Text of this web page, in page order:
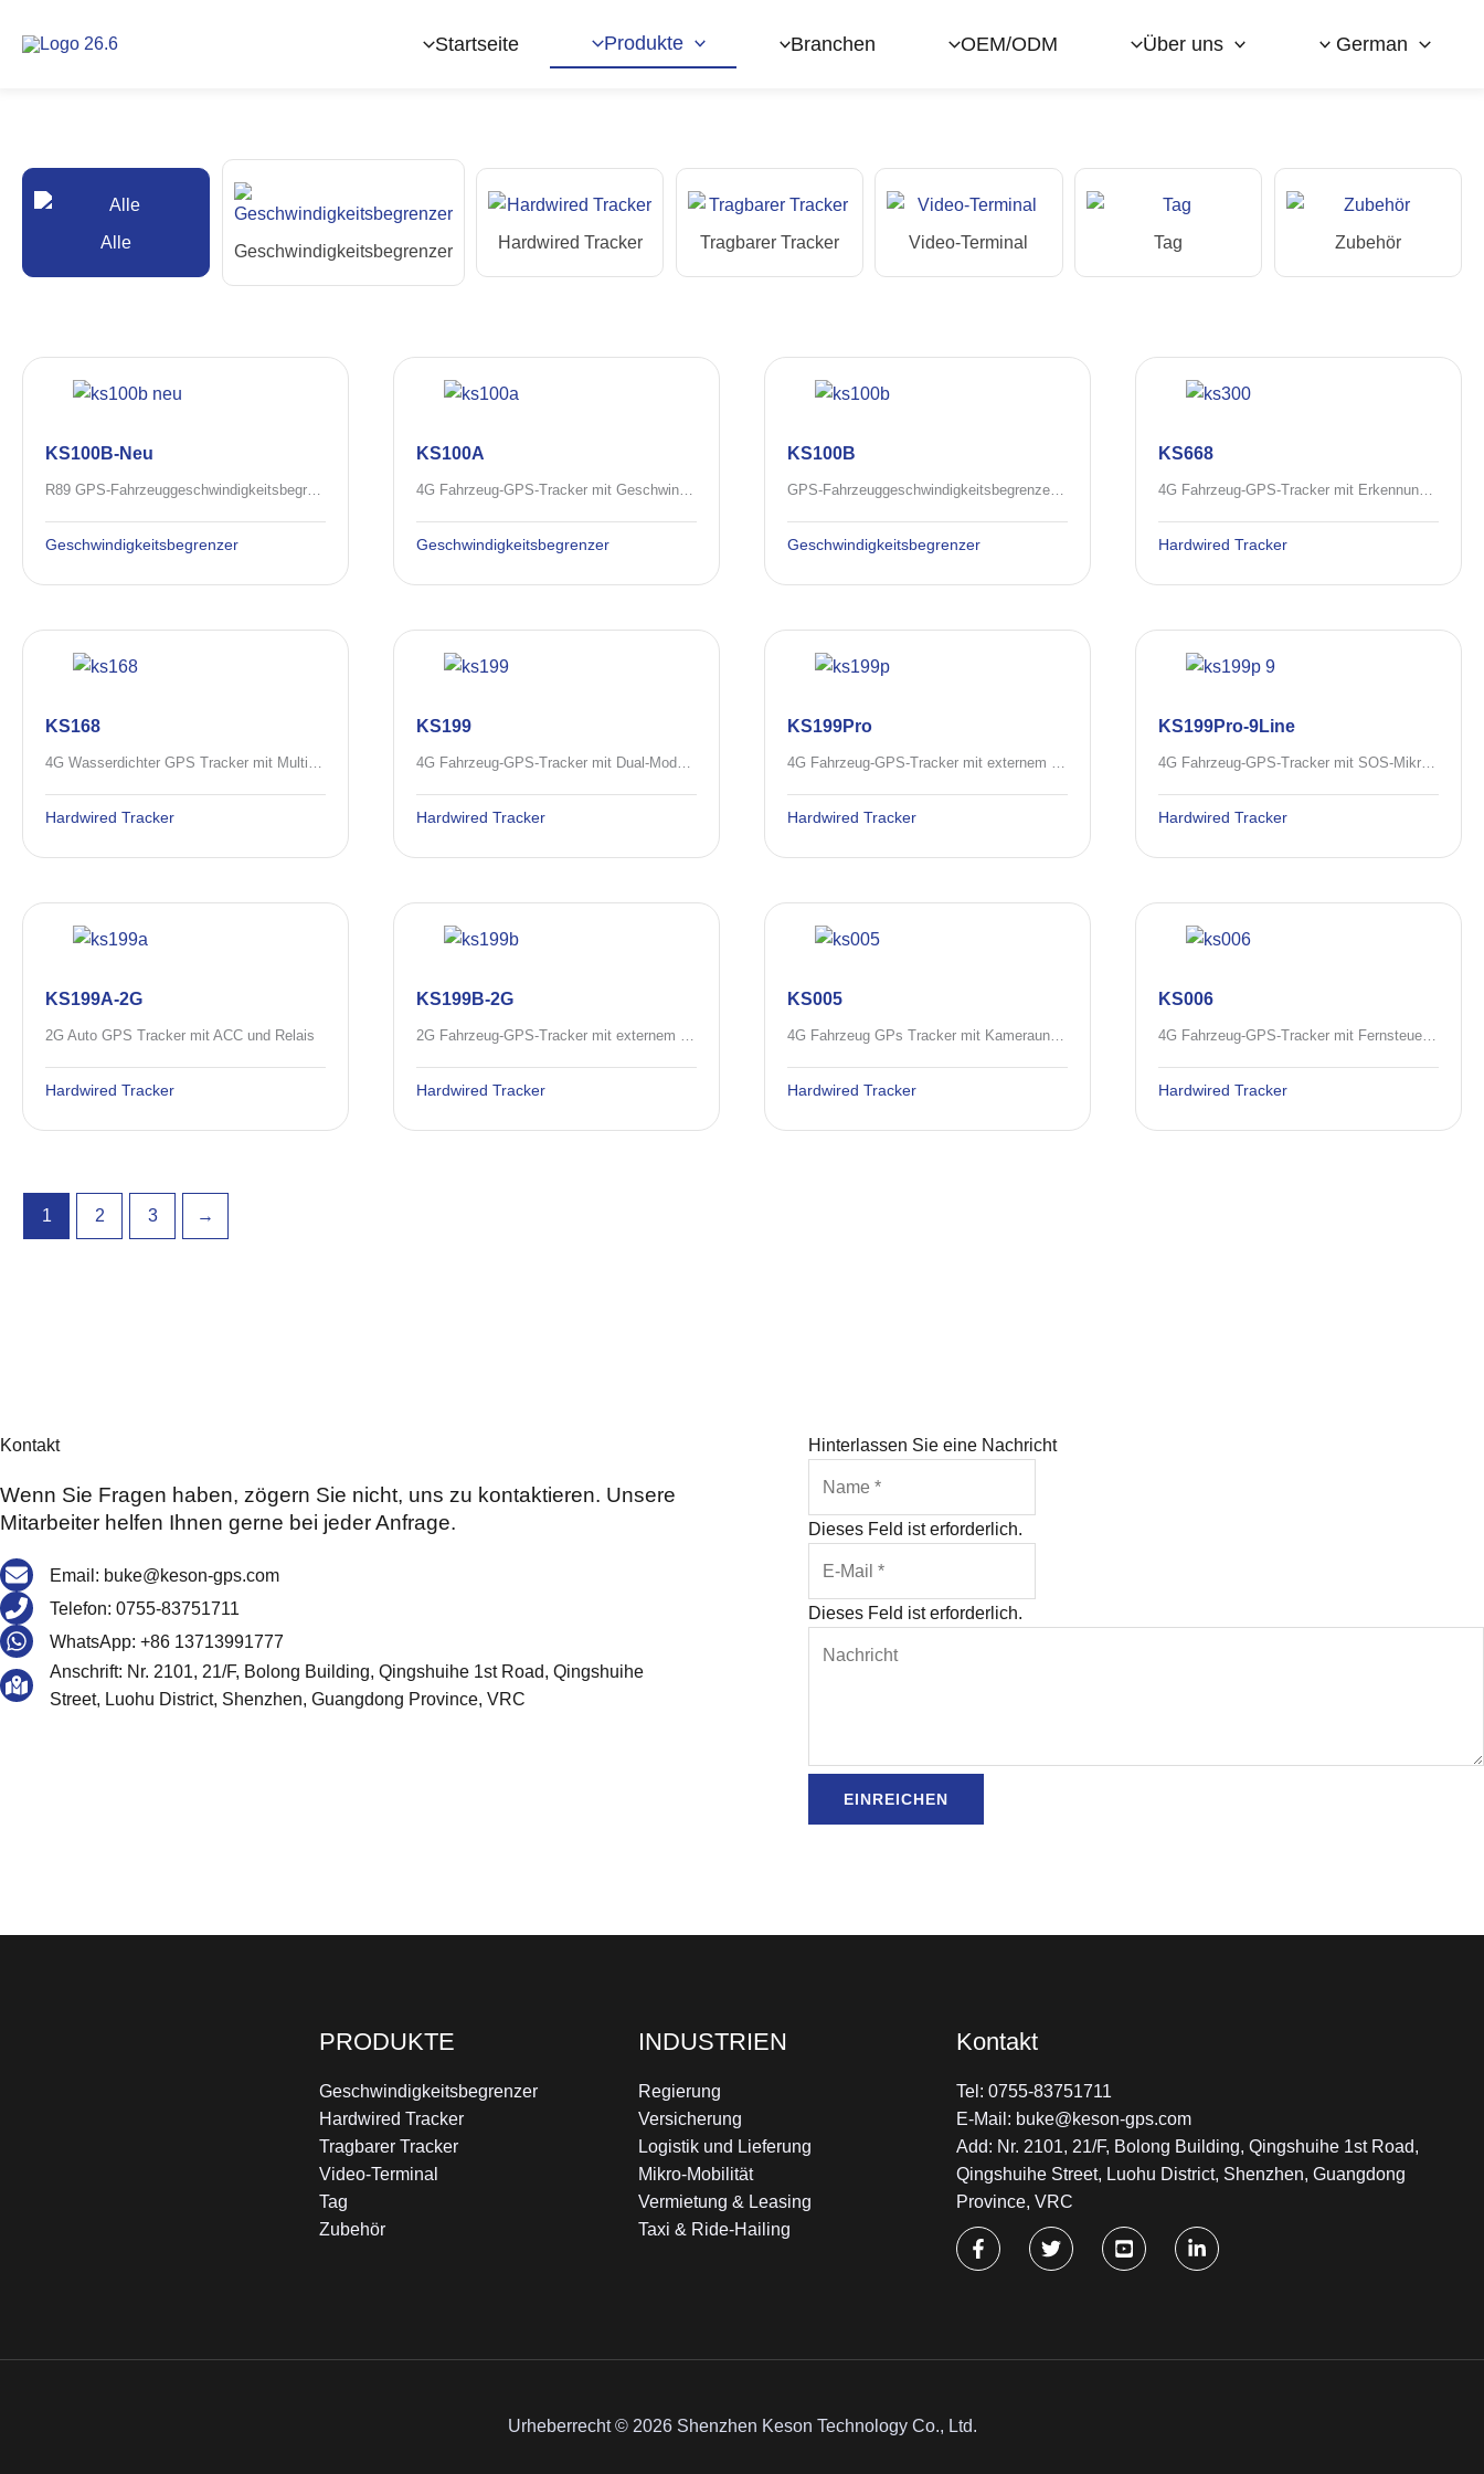
Inhalt
Startseite Produkte Branchen OEM/ODM Über uns German
Alle Geschwindigkeitsbegrenzer Hardwired Tracker Tragbarer Tracker Video-Terminal Tag Zubehör
KS100B-Neu
Geschwindigkeitsbegrenzer
KS100A
Geschwindigkeitsbegrenzer
KS100B
Geschwindigkeitsbegrenzer
KS668
Hardwired Tracker
KS168
Hardwired Tracker
KS199
Hardwired Tracker
KS199Pro
Hardwired Tracker
KS199Pro-9Line
Hardwired Tracker
KS199A-2G
2G Auto GPS Tracker mit ACC und Relais
Hardwired Tracker
KS199B-2G
Hardwired Tracker
KS005
Hardwired Tracker
KS006
Hardwired Tracker
1 2 3 →
Kontakt
Wenn Sie Fragen haben, zögern Sie nicht, uns zu kontaktieren. Unsere
Mitarbeiter helfen Ihnen gerne bei jeder Anfrage.
Email: buke@keson-gps.com
Telefon: 0755-83751711
WhatsApp: +86 13713991777
Anschrift: Nr. 2101, 21/F, Bolong Building, Qingshuihe 1st Road, Qingshuihe
Street, Luohu District, Shenzhen, Guangdong Province, VRC
Hinterlassen Sie eine Nachricht
Dieses Feld ist erforderlich.
Dieses Feld ist erforderlich.
EINREICHEN
PRODUKTE
Geschwindigkeitsbegrenzer
Hardwired Tracker
Tragbarer Tracker
Video-Terminal
Tag
Zubehör
INDUSTRIEN
Regierung
Versicherung
Logistik und Lieferung
Mikro-Mobilität
Vermietung & Leasing
Taxi & Ride-Hailing
Kontakt
Tel: 0755-83751711
E-Mail: buke@keson-gps.com
Add: Nr. 2101, 21/F, Bolong Building, Qingshuihe 1st Road,
Qingshuihe Street, Luohu District, Shenzhen, Guangdong
Province, VRC
Urheberrecht © 2026 Shenzhen Keson Technology Co., Ltd.